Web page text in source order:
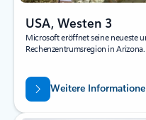
USA, Westen 3
Microsoft eröffnet seine neueste
Rechenzentrumsregion in Arizona.
Weitere